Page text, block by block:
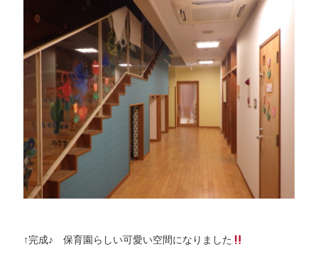
↑完成♪ 保育園らしい可愛い空間になりました